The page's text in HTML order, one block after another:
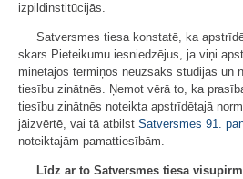
izpildinstitūcijās.
Satversmes tiesa konstatē, ka
skars Pieteikumu iesniedzējus, ja viņi
minētajos termiņos neuzsāks studijas un
tiesību zinātnēs. Ņemot vērā to, ka
tiesību zinātnēs noteikta apstrīdētajā
jāizvērtē, vai tā atbilst Satversmes 91.
noteiktajām pamattiesībām.
Līdz ar to Satversmes tiesa